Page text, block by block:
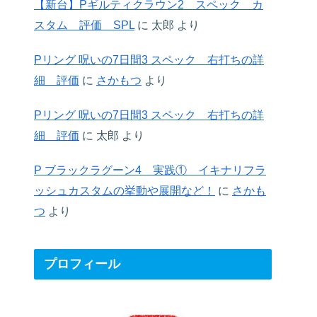
【新台】Pギルティクラウン2 スペック カ
スタム 評価 SPL に 太郎 より
Pリング 呪いの7日間3 スペック 右打ちの詳
細 評価 に さかもつ より
Pリング 呪いの7日間3 スペック 右打ちの詳
細 評価 に 太郎 より
P ブラックラグーン4 実践① イキナリフラ
ッシュカスタムの挙動や展開など！
に さかも
つ より
プロフィール